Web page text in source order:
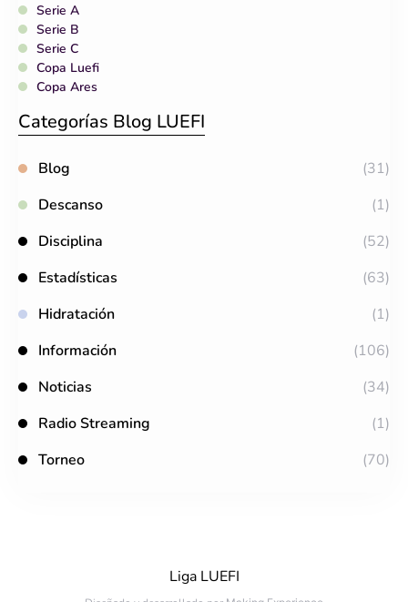
Serie A
Serie B
Serie C
Copa Luefi
Copa Ares
Categorías Blog LUEFI
Blog
(31)
Descanso
(1)
Disciplina
(52)
Estadísticas
(63)
Hidratación
(1)
Información
(106)
Noticias
(34)
Radio Streaming
(1)
Torneo
(70)
Liga LUEFI